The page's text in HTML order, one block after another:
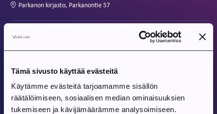
Tämä sivusto käyttää evästeitä
Käytämme evästeitä tarjoamamme sisällön
räätälöimiseen, sosiaalisen median ominaisuuksien
tukemiseen ja kävijämäärämme analysoimiseen.
Parkanon kirjasto, Parkanontie 57
Tapahtuma alkaa:
7.8.2026
Parkanon toriperjantai 7.8.
Parkanon tori
Tapahtuma alkaa:
8.8.2026